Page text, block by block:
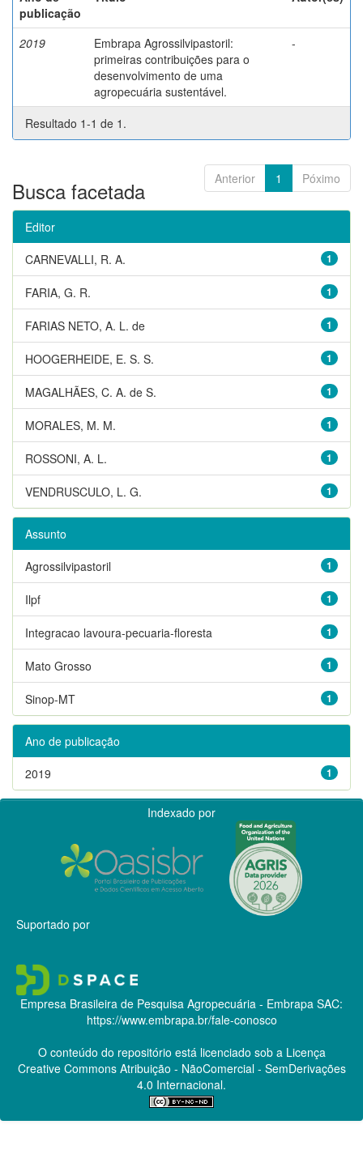
publicação
2019
Embrapa Agrossilvipastoril:
primeiras contribuições para o
desenvolvimento de uma
agropecuária sustentável.
-
Resultado 1-1 de 1.
Anterior 1 Póximo
Busca facetada
Editor
1
CARNEVALLI, R. A.
1
FARIA, G. R.
1
FARIAS NETO, A. L. de
1
HOOGERHEIDE, E. S. S.
1
MAGALHÃES, C. A. de S.
1
MORALES, M. M.
1
ROSSONI, A. L.
1
VENDRUSCULO, L. G.
Assunto
1
Agrossilvipastoril
1
Ilpf
1
Integracao lavoura-pecuaria-floresta
1
Mato Grosso
1
Sinop-MT
Ano de publicação
1
2019
Indexado por
Suportado por
Empresa Brasileira de Pesquisa Agropecuária - Embrapa SAC:
https://www.embrapa.br/fale-conosco
O conteúdo do repositório está licenciado sob a Licença
Creative CommonsAtribuição - NãoComercial - SemDerivações
4.0 Internacional.